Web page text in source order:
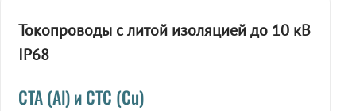
Токопроводы с литой изоляцией до 10 кВ
IP68
СТА (Al) и СТС (Cu)